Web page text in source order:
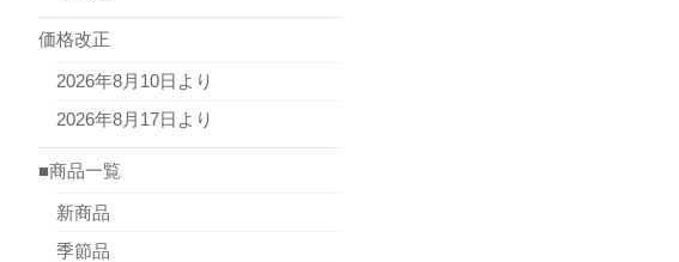
価格改正
2026年8月10日より
2026年8月17日より
■商品一覧
新商品
季節品